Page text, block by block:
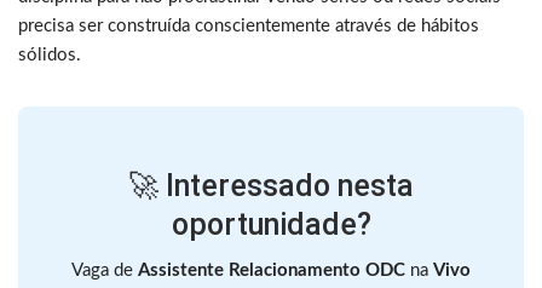
precisa ser construída conscientemente através de hábitos
sólidos.
🚀 Interessado nesta
oportunidade?
Vaga de Assistente Relacionamento ODC na Vivo